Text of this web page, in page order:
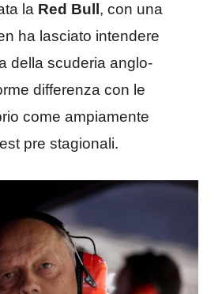
la Red Bull , con una
ha lasciato intendere
della scuderia anglo-
differenza con le
come ampiamente
pre stagionali.